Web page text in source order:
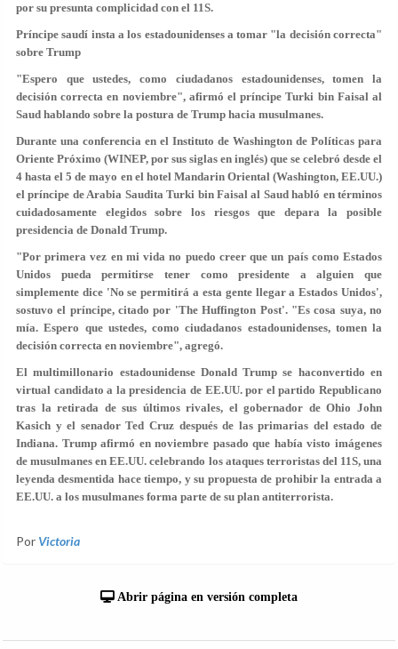
por su presunta complicidad con el 11S.
Príncipe saudí insta a los estadounidenses a tomar "la decisión correcta"
sobre Trump
"Espero que ustedes, como ciudadanos estadounidenses, tomen la
decisión correcta en noviembre", afirmó el príncipe Turki bin Faisal al
Saud hablando sobre la postura de Trump hacia musulmanes.
Durante una conferencia en el Instituto de Washington de Políticas para
Oriente Próximo (WINEP, por sus siglas en inglés) que se celebró desde el
4 hasta el 5 de mayo en el hotel Mandarin Oriental (Washington, EE.UU.)
el príncipe de Arabia Saudita Turki bin Faisal al Saud habló en términos
cuidadosamente elegidos sobre los riesgos que depara la posible
presidencia de Donald Trump.
"Por primera vez en mi vida no puedo creer que un país como Estados
Unidos pueda permitirse tener como presidente a alguien que
simplemente dice 'No se permitirá a esta gente llegar a Estados Unidos',
sostuvo el príncipe, citado por 'The Huffington Post'. "Es cosa suya, no
mía. Espero que ustedes, como ciudadanos estadounidenses, tomen la
decisión correcta en noviembre", agregó.
El multimillonario estadounidense Donald Trump se haconvertido en
virtual candidato a la presidencia de EE.UU. por el partido Republicano
tras la retirada de sus últimos rivales, el gobernador de Ohio John
Kasich y el senador Ted Cruz después de las primarias del estado de
Indiana. Trump afirmó en noviembre pasado que había visto imágenes
de musulmanes en EE.UU. celebrando los ataques terroristas del 11S, una
leyenda desmentida hace tiempo, y su propuesta de prohibir la entrada a
EE.UU. a los musulmanes forma parte de su plan antiterrorista.
Por Victoria
Abrir página en versión completa